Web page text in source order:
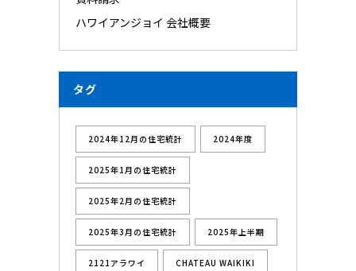
ハワイアンジョイ 会社概要
タグ
2024年12月の住宅統計 2024年度
2025年1月の住宅統計
2025年2月の住宅統計
2025年3月の住宅統計 2025年上半期
2121アラワイ CHATEAU WAIKIKI